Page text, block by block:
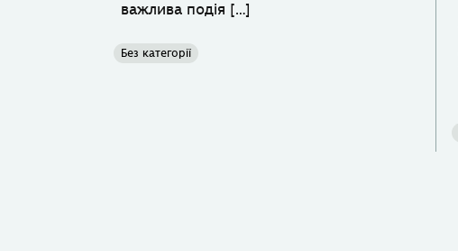
важлива подія […]
Без категорії